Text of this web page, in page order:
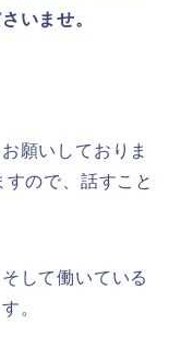
いませ。
願いしておりま
ので、話すこと
して働いている
。